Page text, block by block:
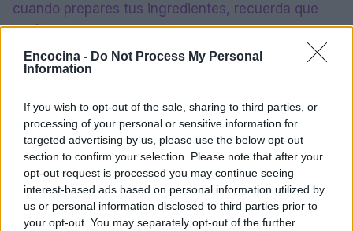
Encocina - Do Not Process My Personal
Information
If you wish to opt-out of the sale, sharing to third parties, or
processing of your personal or sensitive information for
targeted advertising by us, please use the below opt-out
section to confirm your selection. Please note that after your
opt-out request is processed you may continue seeing
interest-based ads based on personal information utilized by
us or personal information disclosed to third parties prior to
your opt-out. You may separately opt-out of the further
cuando prepares tus ingredientes, recuerda que
estás creando algo especial. Disfruta del proceso,
de los aromas que llenan tu cocina y de la
satisfacción de ver cómo tus esfuerzos se
el cuerpo, sino también el alma.
AUTOR
staff